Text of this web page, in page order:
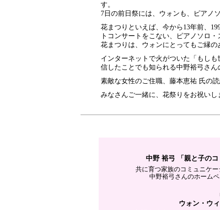
す。
7日の前日祭には、ウォンも、ピアノ
花まつりといえば、今から13年前、
トコンサートをこない、ピアノソロ
花まつりは、ウォンにとってもご縁
インターネットで火がついた「もし
信したことでも知られる中野裕弓さ
素敵な女性のご住職、藤本恵祐 氏の
みなさんご一緒に、花祭りをお祝いし
中野 裕弓 「親と子の
共に育つ家族のコミュニケ
中野裕弓さんのホーム
ウォン・ウ